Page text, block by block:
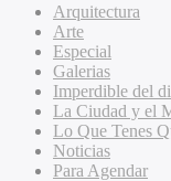
Arquitectura
Arte
Especial
Galerias
Imperdible del
La Ciudad y el
Lo Que Tenes
Noticias
Para Agendar